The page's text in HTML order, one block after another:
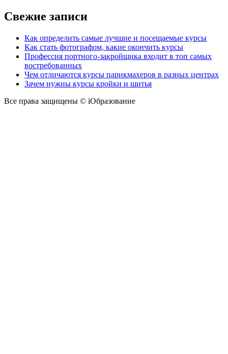
Свежие записи
Как определить самые лучшие и посещаемые курсы
Как стать фотографом, какие окончить курсы
Профессия портного-закройщика входит в топ самых
востребованных
Чем отличаются курсы парикмахеров в разных центрах
Зачем нужны курсы кройки и шитья
Все права защищены © iОбразование